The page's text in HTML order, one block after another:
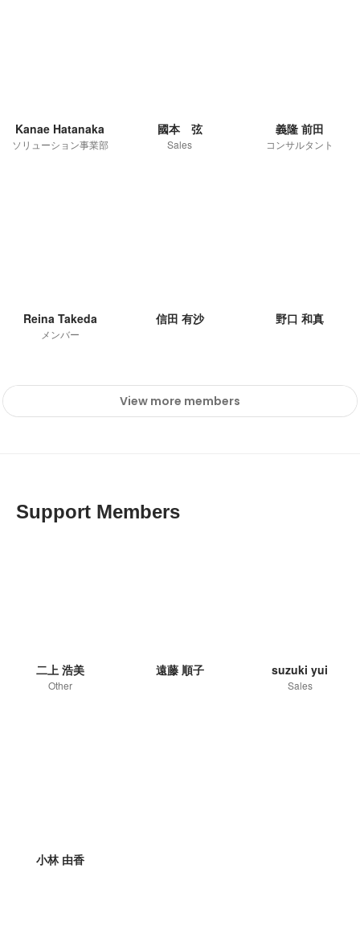
Kanae Hatanaka
ソリューション事業部
國本 弦
Sales
義隆 前田
コンサルタント
Reina Takeda
メンバー
信田 有沙 野口 和真
View more members
Support Members
二上 浩美
Other
遠藤 順子 suzuki yui
Sales
小林 由香